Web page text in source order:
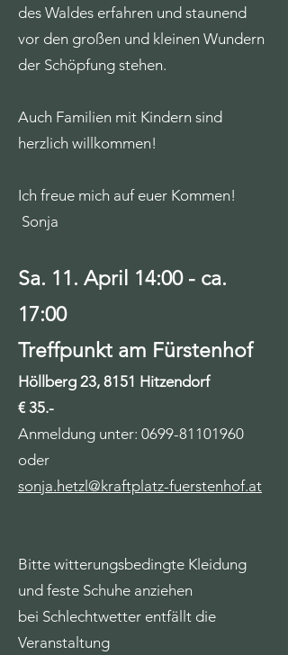
des Waldes erfahren und staunend
vor den großen und kleinen Wundern
der Schöpfung stehen.
Auch Familien mit Kindern sind
herzlich willkommen!
Ich freue mich auf euer Kommen!
Sonja
Sa. 11. April 14:00 - ca.
17:00
Treffpunkt am Fürstenhof
Höllberg 23, 8151 Hitzendorf
€ 35.-
Anmeldung unter: 0699-81101960
oder
sonja.hetzl@kraftplatz-fuerstenhof.at
Bitte witterungsbedingte Kleidung
und feste Schuhe anziehen
bei Schlechtwetter entfällt die
Veranstaltung